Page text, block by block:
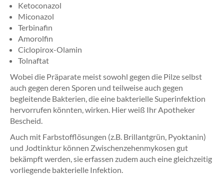
Ketoconazol
Miconazol
Terbinafin
Amorolfin
Ciclopirox-Olamin
Tolnaftat
Wobei die Präparate meist sowohl gegen die Pilze selbst
auch gegen deren Sporen und teilweise auch gegen
begleitende Bakterien, die eine bakterielle Superinfektion
hervorrufen könnten, wirken. Hier weiß Ihr Apotheker
Bescheid.
Auch mit Farbstofflösungen (z.B. Brillantgrün, Pyoktanin)
und Jodtinktur können Zwischenzehenmykosen gut
bekämpft werden, sie erfassen zudem auch eine gleichzeitig
vorliegende bakterielle Infektion.